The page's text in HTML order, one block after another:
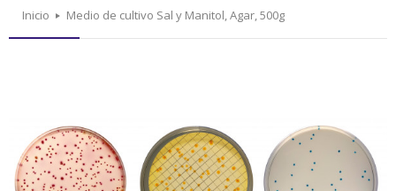
Inicio Medio de cultivo Sal y Manitol, Agar, 500g